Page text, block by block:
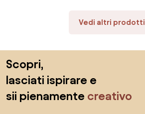
Vedi altri prodotti
Scopri,
lasciati ispirare e
sii pienamente creativo